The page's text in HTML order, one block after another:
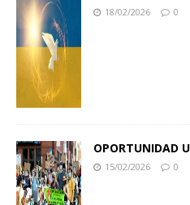
18/02/2026 0
OPORTUNIDAD
15/02/2026 0